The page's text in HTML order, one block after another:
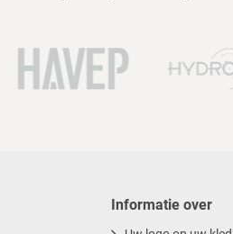
Informatie over